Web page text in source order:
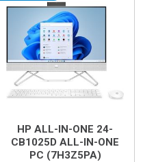
HP ALL-IN-ONE 24-
CB1025D ALL-IN-ONE
PC (7H3Z5PA)